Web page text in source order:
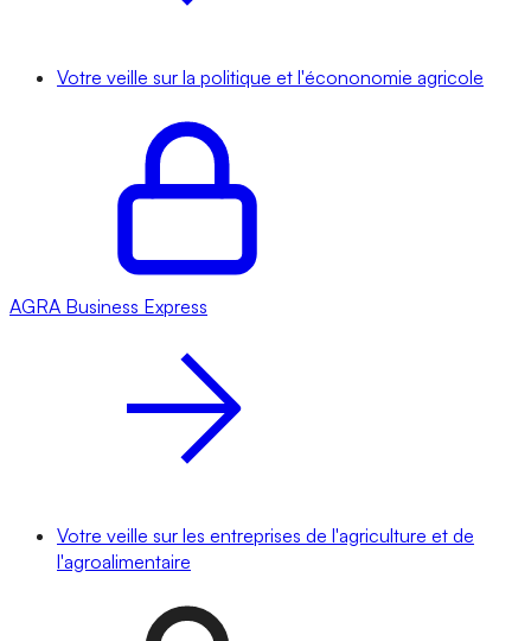
Votre veille sur la politique et l'écononomie agricole
AGRA Business Express
Votre veille sur les entreprises de l'agriculture et de
l'agroalimentaire